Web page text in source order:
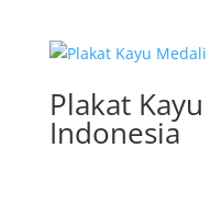
Plakat
Indonesia